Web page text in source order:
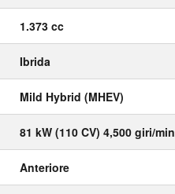
1.373 cc
Ibrida
Mild Hybrid (MHEV)
81 kW (110 CV) 4,500 giri/min
Anteriore